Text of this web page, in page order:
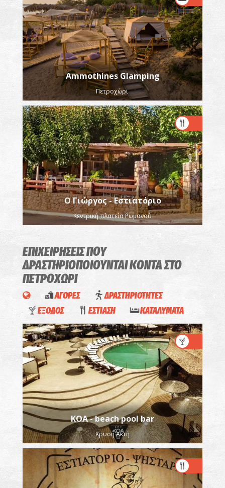
Ammothines Glamping
Πετροχώρι
Ο Γιώργος - Εστιατόριο
Κεντρική πλατεία Ρωμανού
ΕΠΙΧΕΙΡΗΣΕΙΣ ΠΟΥ
ΔΡΑΣΤΗΡΙΟΠΟΙΟΥΝΤΑΙΚΟΝΤΑ ΣΤΟ
ΠΕΤΡΟΧΩΡΙ
ΑΓΟΡΕΣ
ΔΡΑΣΤΗΡΙΟΤΗΤΕΣ
ΕΞΟΔΟΣ
ΕΣΤΙΑΣΗ ΚΑΤΑΛΥΜΑΤΑ
KOA - beach pool bar
Χρυσή Ακτή